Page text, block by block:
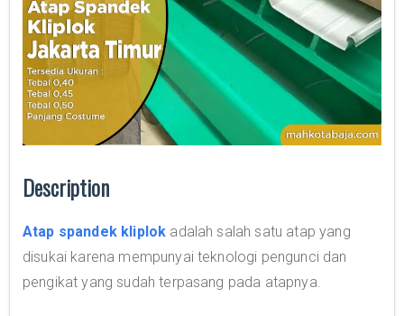
Description
Atap spandek kliplok adalah salah satu atap yang
disukai karena mempunyai teknologi pengunci dan
pengikat yang sudah terpasang pada atapnya.